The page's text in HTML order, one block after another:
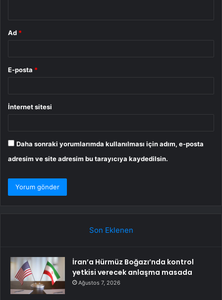
Ad *
E-posta *
İnternet sitesi
Daha sonraki yorumlarımda kullanılması için adım, e-posta
adresim ve site adresim bu tarayıcıya kaydedilsin.
Son Eklenen
İran’a Hürmüz Boğazı’nda kontrol
yetkisi verecek anlaşma masada
Ağustos 7, 2026